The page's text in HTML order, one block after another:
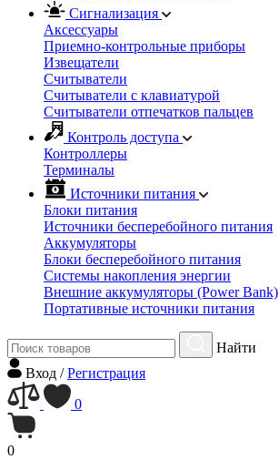
Сигнализация
Аксессуары
Приемно-контрольные приборы
Извещатели
Считыватели
Cчитыватели с клавиатурой
Cчитыватели отпечатков пальцев
Контроль доступа
Контроллеры
Терминалы
Источники питания
Блоки питания
Источники бесперебойного питания
Аккумуляторы
Блоки бесперебойного питания
Системы накопления энергии
Внешние аккумуляторы (Power Bank)
Портативные источники питания
Найти
Вход /Регистрация
0
0